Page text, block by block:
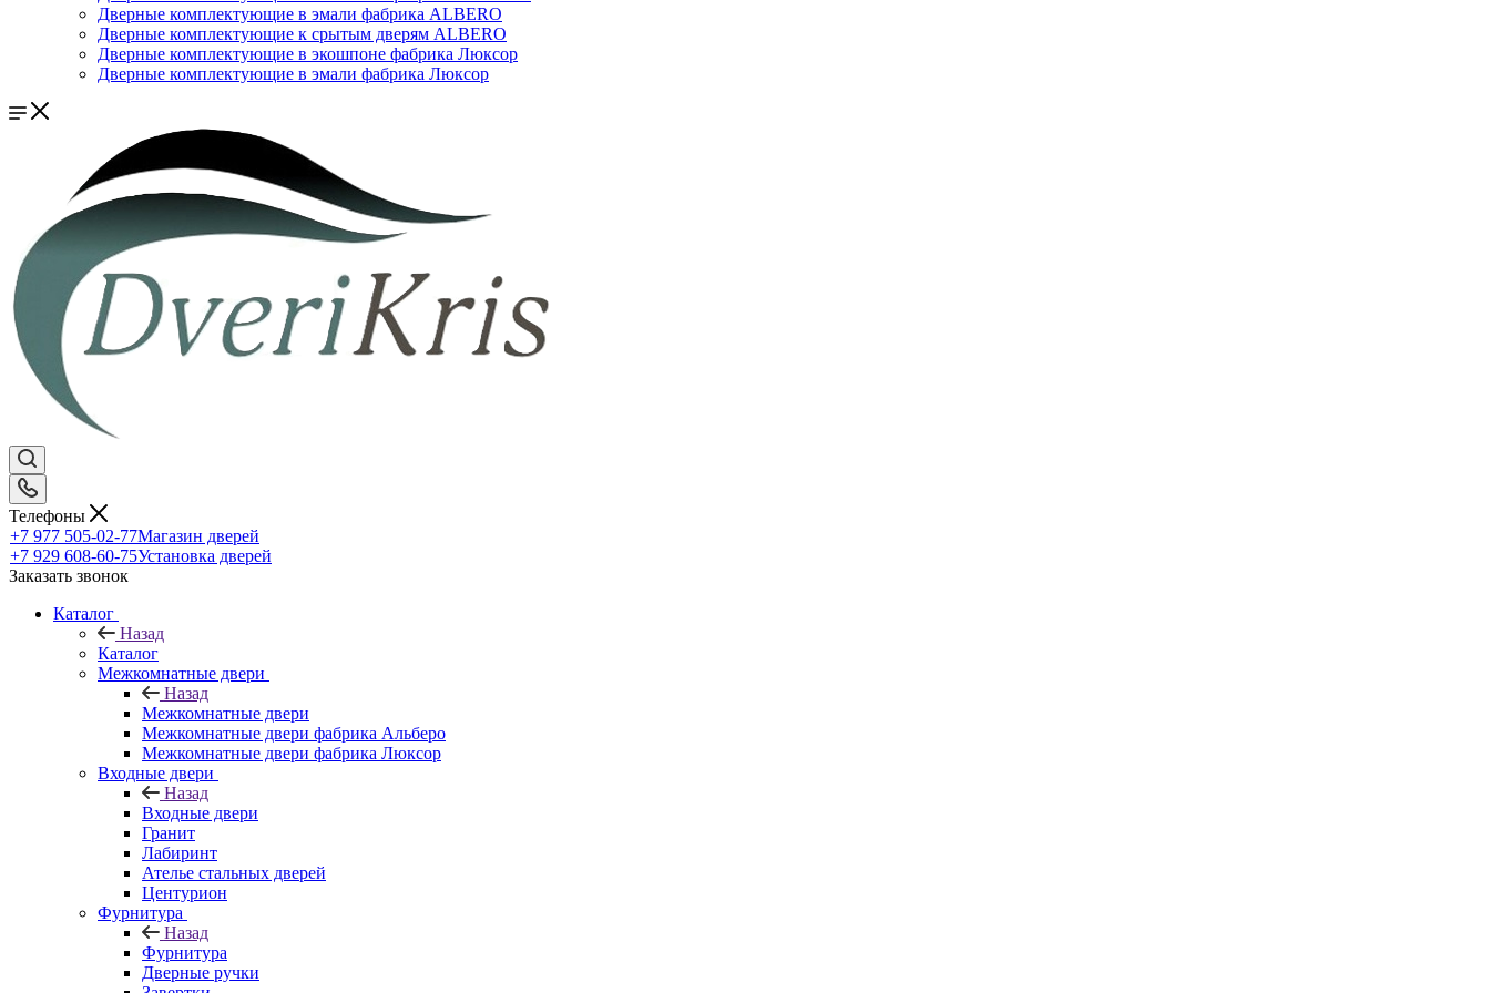
Дверные комплектующие в эмали фабрика ALBERO
Дверные комплектующие к срытым дверям ALBERO
Дверные комплектующие в экошпоне фабрика Люксор
Дверные комплектующие в эмали фабрика Люксор
Телефоны
+7 977 505-02-77Магазин дверей
+7 929 608-60-75Установка дверей
Заказать звонок
Каталог
Назад
Каталог
Межкомнатные двери
Назад
Межкомнатные двери
Межкомнатные двери фабрика Альберо
Межкомнатные двери фабрика Люксор
Входные двери
Назад
Входные двери
Гранит
Лабиринт
Ателье стальных дверей
Центурион
Фурнитура
Назад
Фурнитура
Дверные ручки